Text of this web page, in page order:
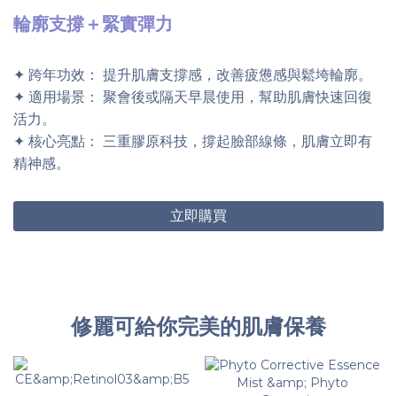
輪廓支撐＋緊實彈力
✦ 跨年功效： 提升肌膚支撐感，改善疲憊感與鬆垮輪廓。
✦ 適用場景： 聚會後或隔天早晨使用，幫助肌膚快速回復
活力。
✦ 核心亮點： 三重膠原科技，撐起臉部線條，肌膚立即有
精神感。
立即購買
修麗可給你完美的肌膚保養